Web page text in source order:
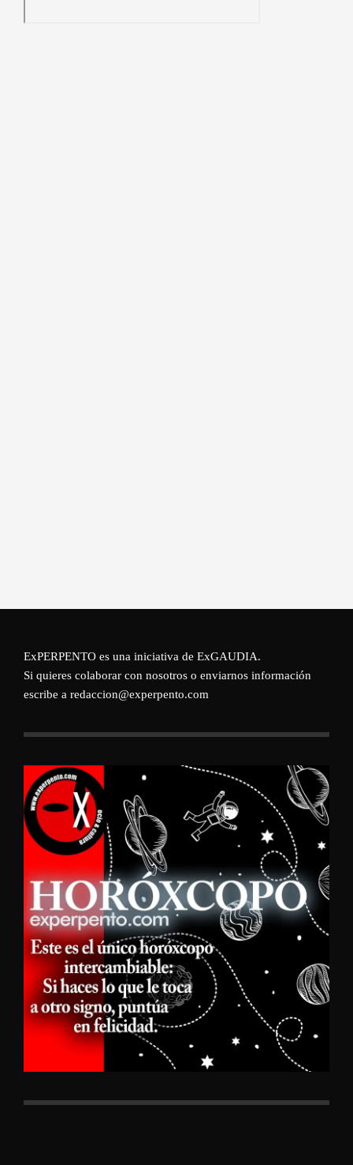
ExPERPENTO es una iniciativa de ExGAUDIA.
Si quieres colaborar con nosotros o enviarnos información
escribe a redaccion@experpento.com